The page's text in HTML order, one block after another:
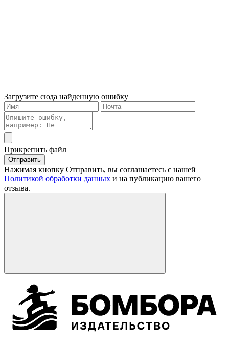
Загрузите сюда найденную ошибку
Прикрепить файл
Отправить
Нажимая кнопку Отправить, вы соглашаетесь с нашей
Политикой обработки данных и на публикацию вашего
отзыва.